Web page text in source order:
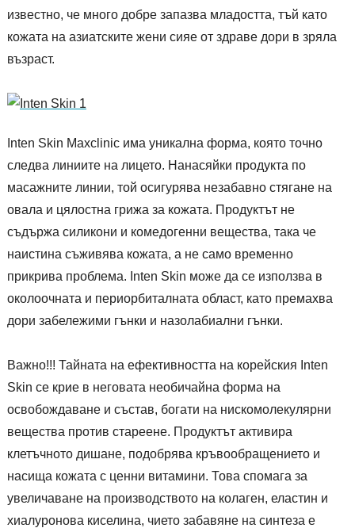
известно, че много добре запазва младостта, тъй като
кожата на азиатските жени сияе от здраве дори в зряла
възраст.
Inten Skin Maxclinic има уникална форма, която точно
следва линиите на лицето. Нанасяйки продукта по
масажните линии, той осигурява незабавно стягане на
овала и цялостна грижа за кожата. Продуктът не
съдържа силикони и комедогенни вещества, така че
наистина съживява кожата, а не само временно
прикрива проблема. Inten Skin може да се използва в
околоочната и периорбиталната област, като премахва
дори забележими гънки и назолабиални гънки.
Важно!!! Тайната на ефективността на корейския Inten
Skin се крие в неговата необичайна форма на
освобождаване и състав, богати на нискомолекулярни
вещества против стареене. Продуктът активира
клетъчното дишане, подобрява кръвообращението и
насища кожата с ценни витамини. Това спомага за
увеличаване на производството на колаген, еластин и
хиалуронова киселина, чието забавяне на синтеза е